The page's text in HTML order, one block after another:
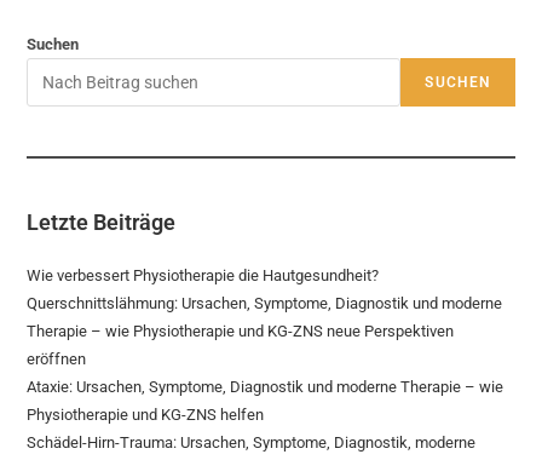
Suchen
SUCHEN
Letzte Beiträge
Wie verbessert Physiotherapie die Hautgesundheit?
Querschnittslähmung: Ursachen, Symptome, Diagnostik und moderne
Therapie – wie Physiotherapie und KG-ZNS neue Perspektiven
eröffnen
Ataxie: Ursachen, Symptome, Diagnostik und moderne Therapie – wie
Physiotherapie und KG-ZNS helfen
Schädel-Hirn-Trauma: Ursachen, Symptome, Diagnostik, moderne